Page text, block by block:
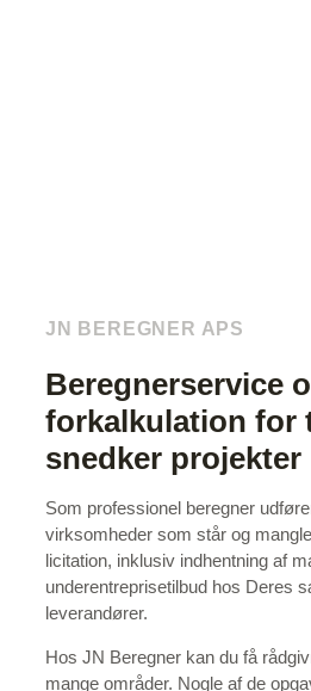
JN BEREGNER APS
Beregnerservice
forkalkulation for
snedker projekter
Som professionel beregner
virksomheder som står og
licitation, inklusiv indhentning af
underentreprisetilbud hos Deres
leverandører.
Hos JN Beregner kan du få
mange områder. Nogle af de